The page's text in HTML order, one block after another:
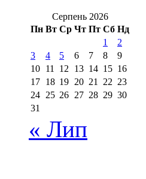
Серпень 2026
Пн Вт Ср Чт Пт Сб Нд
1
2
3
4 5 6 7 8
9
10 11 12 13 14 15 16
17 18 19 20 21 22 23
24 25 26 27 28 29 30
31
« Лип